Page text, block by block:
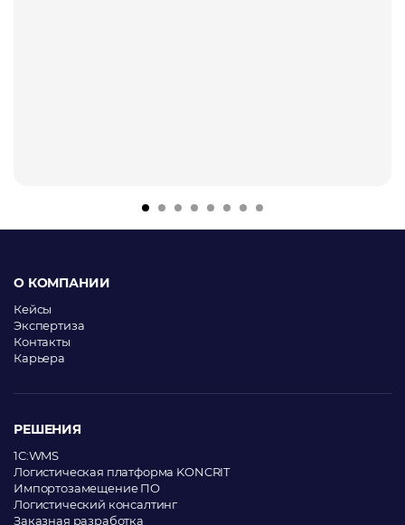
О КОМПАНИИ
Кейсы
Экспертиза
Контакты
Карьера
РЕШЕНИЯ
1C:WMS
Логистическая платформа KONCRIT
Импортозамещение ПО
Логистический консалтинг
Заказная разработка